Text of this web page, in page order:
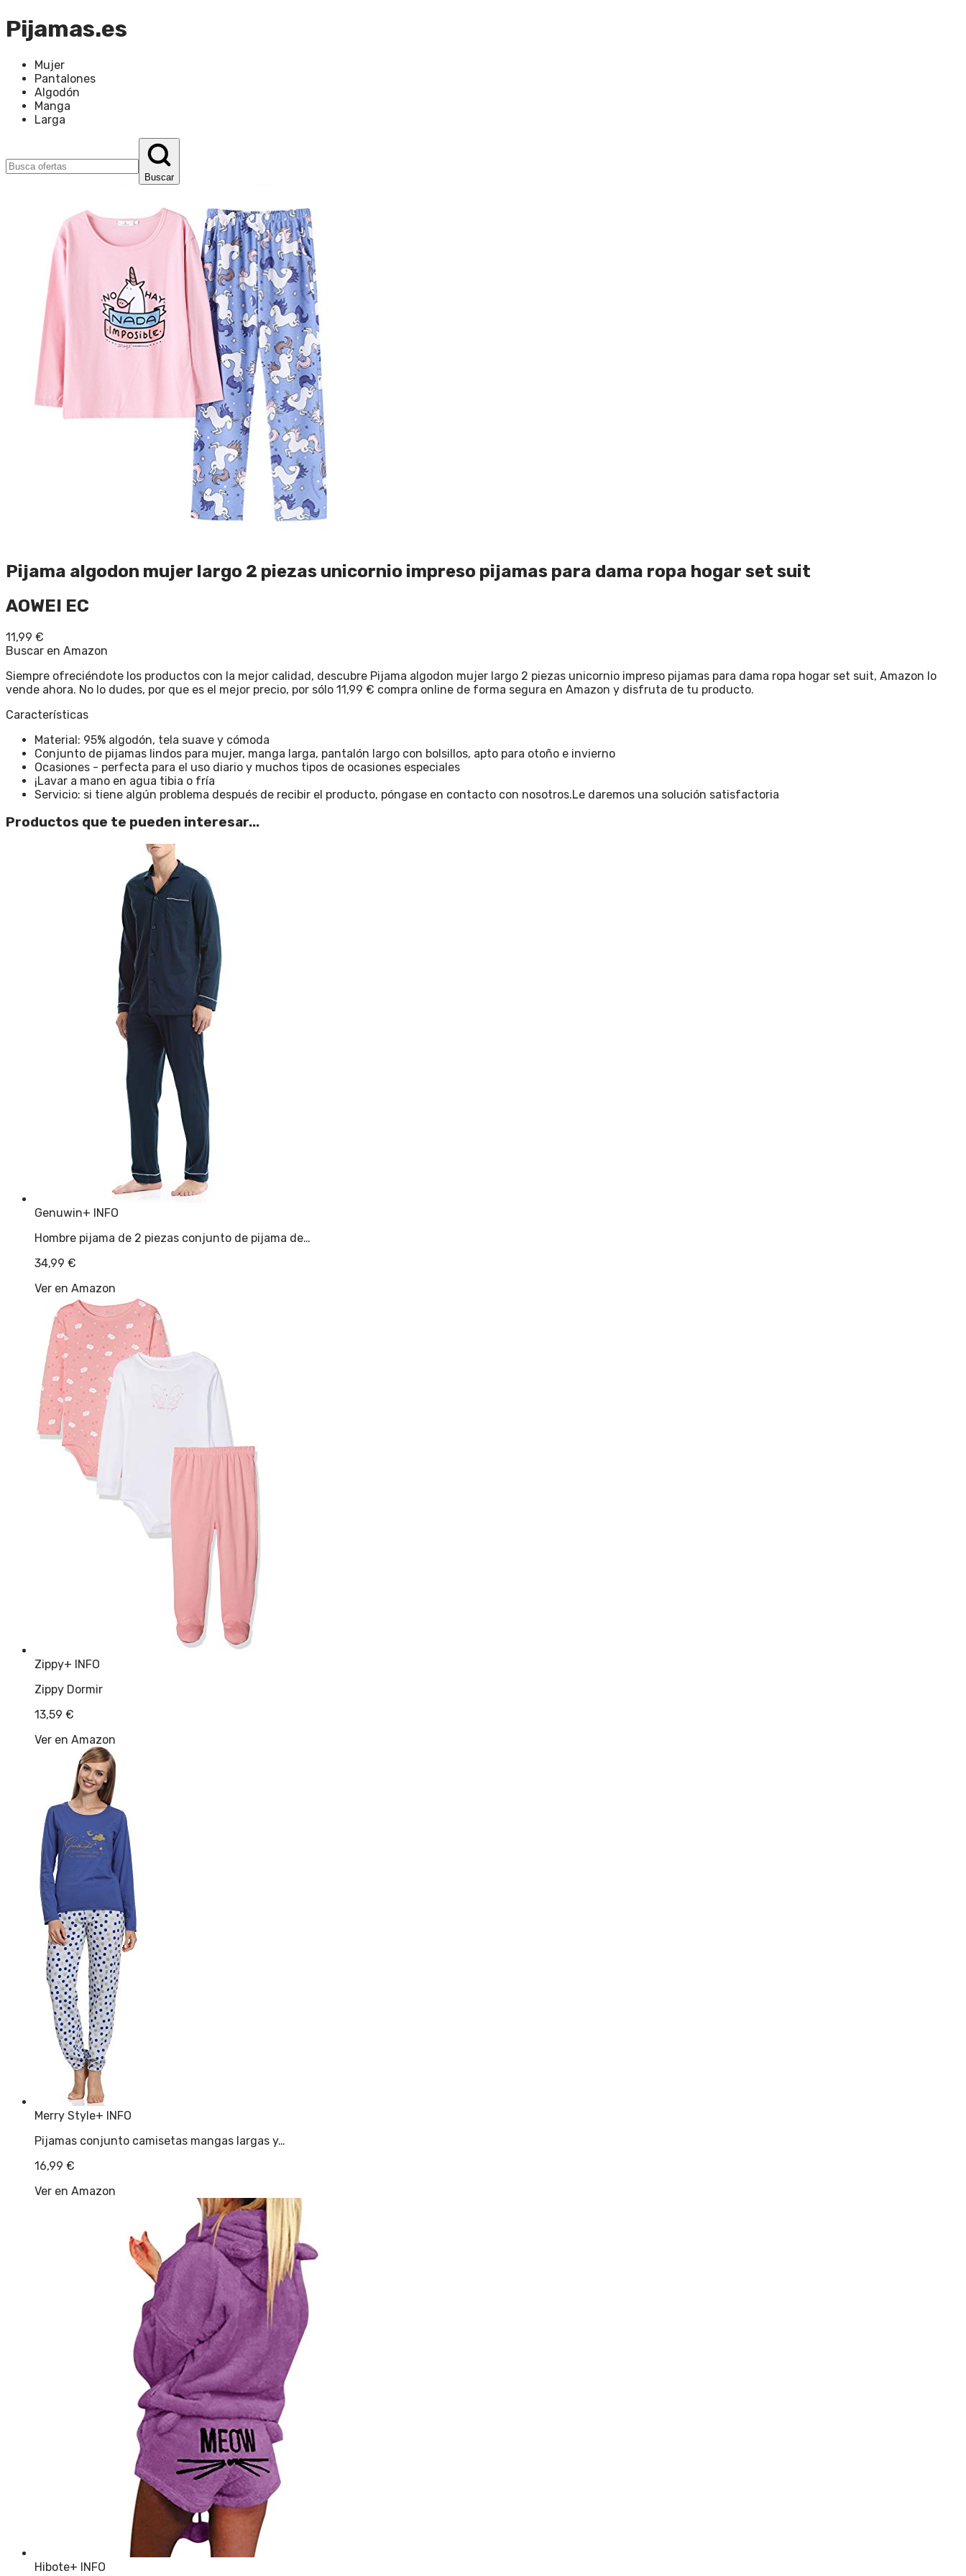
Pijamas.es
Mujer
Pantalones
Algodón
Manga
Larga
Buscar
Pijama algodon mujer largo 2 piezas unicornio impreso pijamas para dama ropa hogar set suit
AOWEI EC
11,99 €
Buscar en Amazon
Siempre ofreciéndote los productos con la mejor calidad, descubre Pijama algodon mujer largo 2 piezas unicornio impreso pijamas para dama ropa hogar set suit, Amazon lo
vende ahora. No lo dudes, por que es el mejor precio, por sólo 11,99 € compra online de forma segura en Amazon y disfruta de tu producto.
Características
Material: 95% algodón, tela suave y cómoda
Conjunto de pijamas lindos para mujer, manga larga, pantalón largo con bolsillos, apto para otoño e invierno
Ocasiones - perfecta para el uso diario y muchos tipos de ocasiones especiales
¡Lavar a mano en agua tibia o fría
Servicio: si tiene algún problema después de recibir el producto, póngase en contacto con nosotros.Le daremos una solución satisfactoria
Productos que te pueden interesar...
Genuwin+ INFO
Hombre pijama de 2 piezas conjunto de pijama de…
34,99 €
Ver en Amazon
Zippy+ INFO
Zippy Dormir
13,59 €
Ver en Amazon
Merry Style+ INFO
Pijamas conjunto camisetas mangas largas y…
16,99 €
Ver en Amazon
Hibote+ INFO